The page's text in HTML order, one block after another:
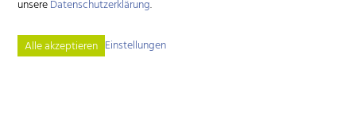
unsereDatenschutzerklärung.
Alle akzeptieren Einstellungen